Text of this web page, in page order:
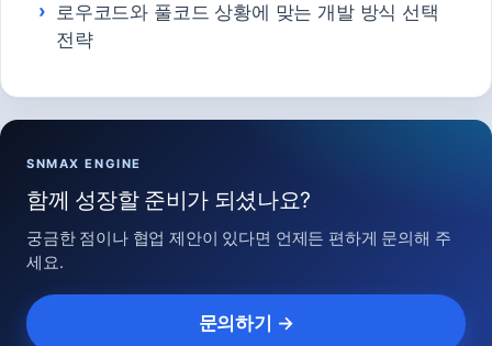
로우코드와 풀코드 상황에 맞는 개발 방식 선택
전략
SNMAX ENGINE
함께 성장할 준비가 되셨나요?
궁금한 점이나 협업 제안이 있다면 언제든 편하게 문의해 주
세요.
문의하기 →